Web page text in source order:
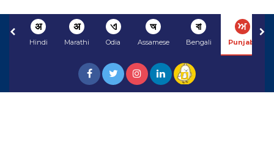
अ
Hindi
अ
Marathi
ଏ
Odia
অ
Assamese
বা
Bengali
ਅ
Punjabi